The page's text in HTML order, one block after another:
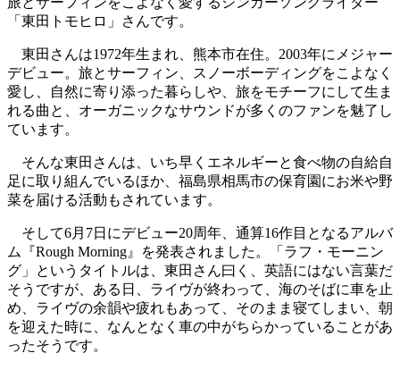
「東田トモヒロ」さんです。
東田さんは1972年生まれ、熊本市在住。2003年にメジャー
デビュー。旅とサーフィン、スノーボーディングをこよなく
愛し、自然に寄り添った暮らしや、旅をモチーフにして生ま
れる曲と、オーガニックなサウンドが多くのファンを魅了し
ています。
そんな東田さんは、いち早くエネルギーと食べ物の自給自
足に取り組んでいるほか、福島県相馬市の保育園にお米や野
菜を届ける活動もされています。
そして6月7日にデビュー20周年、通算16作目となるアルバ
ム『Rough Morning』を発表されました。「ラフ・モーニン
グ」というタイトルは、東田さん曰く、英語にはない言葉だ
そうですが、ある日、ライヴが終わって、海のそばに車を止
め、ライヴの余韻や疲れもあって、そのまま寝てしまい、朝
を迎えた時に、なんとなく車の中がちらかっていることがあ
ったそうです。